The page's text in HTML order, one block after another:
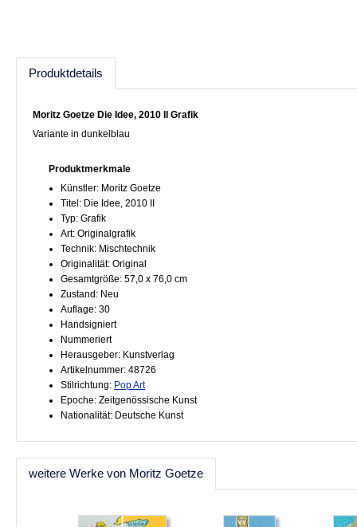
Produktdetails
Moritz Goetze Die Idee, 2010 II Grafik
Variante in dunkelblau
Produktmerkmale
Künstler: Moritz Goetze
Titel: Die Idee, 2010 II
Typ: Grafik
Art: Originalgrafik
Technik: Mischtechnik
Originalität: Original
Gesamtgröße: 57,0 x 76,0 cm
Zustand: Neu
Auflage: 30
Handsigniert
Nummeriert
Herausgeber: Kunstverlag
Artikelnummer: 48726
Stilrichtung: Pop Art
Epoche: Zeitgenössische Kunst
Nationalität: Deutsche Kunst
weitere Werke von Moritz Goetze